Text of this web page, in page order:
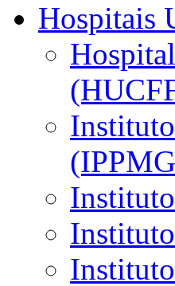
Hospitais